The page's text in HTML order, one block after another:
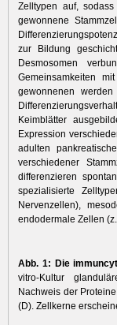
Zelltypen auf,
gewonnene
zur Bildung
Desmosomen
Gemeinsamkeiten
gewonnenen
Keimblätter
Expression
adulten
verschiedener
differenzieren
spezialisierte
Nervenzellen),
endodermale Zellen
Abb. 1: Die
vitro-Kultur
Nachweis der
(D). Zellkerne